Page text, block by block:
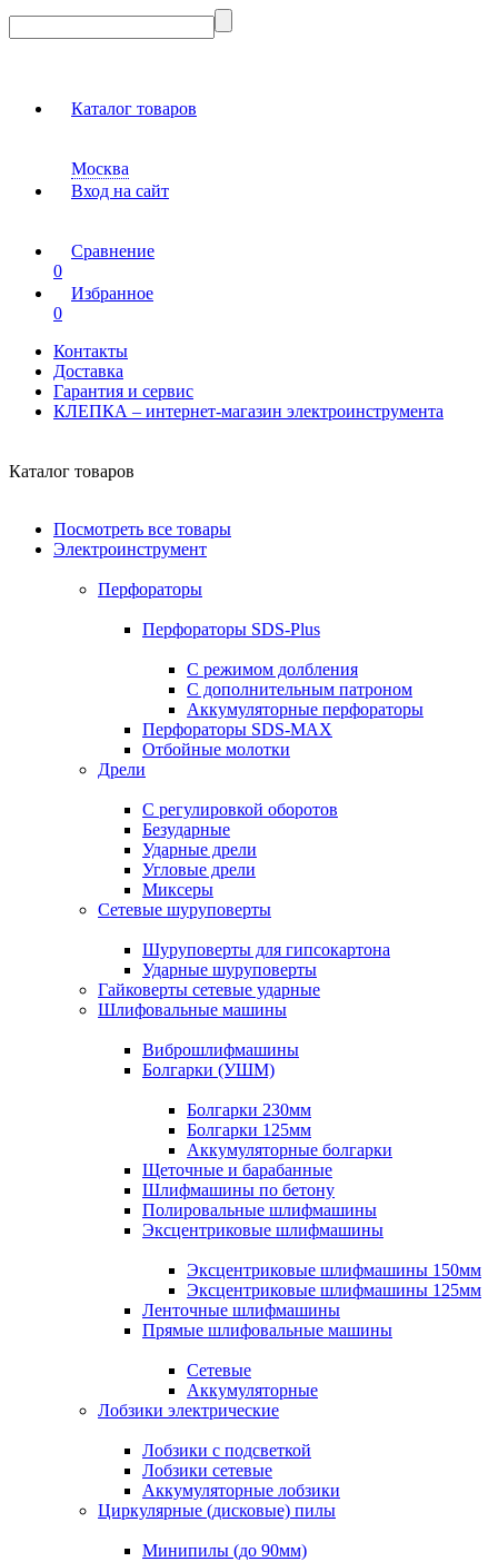
Каталог товаров
Москва
Вход на сайт
Сравнение
0
Избранное
0
Контакты
Доставка
Гарантия и сервис
КЛЕПКА – интернет-магазин электроинструмента
Каталог товаров
Посмотреть все товары
Электроинструмент
Перфораторы
Перфораторы SDS-Plus
С режимом долбления
С дополнительным патроном
Аккумуляторные перфораторы
Перфораторы SDS-MAX
Отбойные молотки
Дрели
С регулировкой оборотов
Безударные
Ударные дрели
Угловые дрели
Миксеры
Сетевые шуруповерты
Шуруповерты для гипсокартона
Ударные шуруповерты
Гайковерты сетевые ударные
Шлифовальные машины
Виброшлифмашины
Болгарки (УШМ)
Болгарки 230мм
Болгарки 125мм
Аккумуляторные болгарки
Щеточные и барабанные
Шлифмашины по бетону
Полировальные шлифмашины
Эксцентриковые шлифмашины
Эксцентриковые шлифмашины 150мм
Эксцентриковые шлифмашины 125мм
Ленточные шлифмашины
Прямые шлифовальные машины
Сетевые
Аккумуляторные
Лобзики электрические
Лобзики с подсветкой
Лобзики сетевые
Аккумуляторные лобзики
Циркулярные (дисковые) пилы
Минипилы (до 90мм)